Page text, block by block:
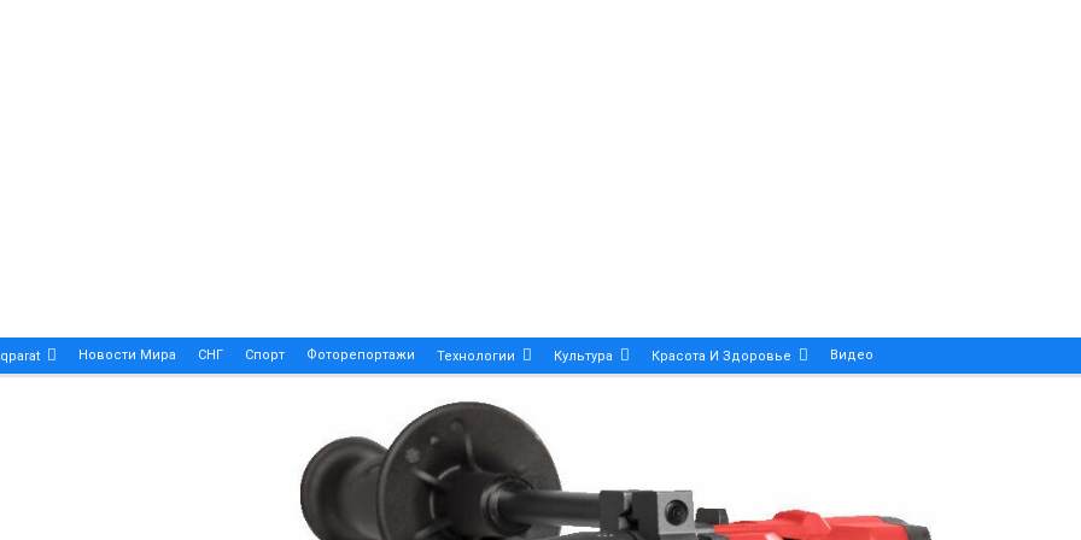
Новости Мира СНГ Спорт Фоторепортажи Технологии Культура Красота И Здоровье Видео
Patek Philippe Calatrava DATE – A True Symbol Of Elegance And Precision